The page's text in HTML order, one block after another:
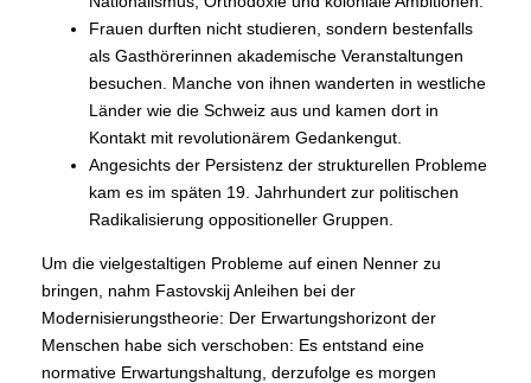
Frauen durften nicht studieren, sondern bestenfalls
als Gasthörerinnen akademische Veranstaltungen
besuchen. Manche von ihnen wanderten in westliche
Länder wie die Schweiz aus und kamen dort in
Kontakt mit revolutionärem Gedankengut.
Angesichts der Persistenz der strukturellen Probleme
kam es im späten 19. Jahrhundert zur politischen
Radikalisierung oppositioneller Gruppen.
Um die vielgestaltigen Probleme auf einen Nenner zu
bringen, nahm Fastovskij Anleihen bei der
Modernisierungstheorie: Der Erwartungshorizont der
Menschen habe sich verschoben: Es entstand eine
normative Erwartungshaltung, derzufolge es morgen